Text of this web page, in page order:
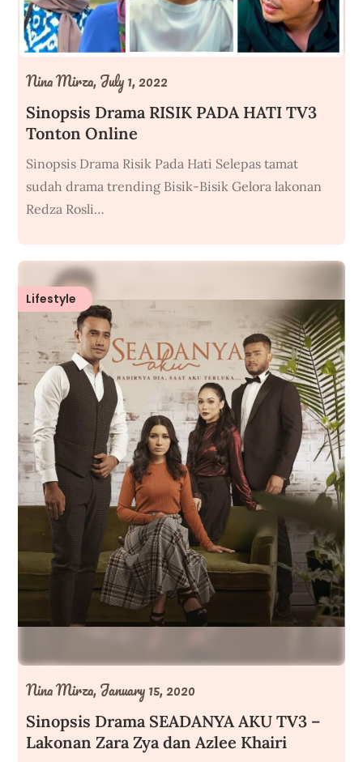
Sinopsis Drama RISIK PADA HATI TV3
Tonton Online
Nina Mirza, July 1, 2022
Sinopsis Drama Risik Pada Hati Selepas tamat
sudah drama trending Bisik-Bisik Gelora lakonan
Redza Rosli…
Lifestyle
Sinopsis Drama SEADANYA AKU TV3 –
Lakonan Zara Zya dan Azlee Khairi
Nina Mirza, January 15, 2020